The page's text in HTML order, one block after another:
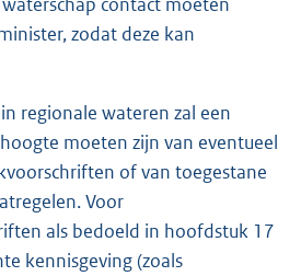
zodat deze kan
regionale wateren zal een
moeten zijn van eventueel
of van toegestane
Voor
als bedoeld in hoofdstuk 17
kennisgeving (zoals